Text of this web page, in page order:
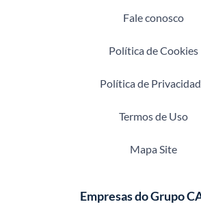
Fale conosco
Política de Cookies
Política de
Termos de Uso
Mapa Site
Empresas do Grupo